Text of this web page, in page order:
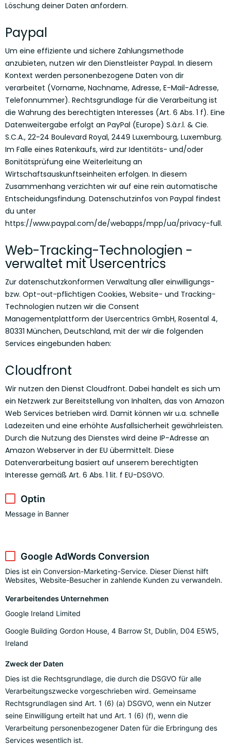
Löschung deiner Daten anfordern.
Paypal
Um eine effiziente und sichere Zahlungsmethode
anzubieten, nutzen wir den Dienstleister Paypal. In diesem
Kontext werden personenbezogene Daten von dir
verarbeitet (Vorname, Nachname, Adresse, E-Mail-Adresse,
Telefonnummer). Rechtsgrundlage für die Verarbeitung ist
die Wahrung des berechtigten Interesses (Art. 6 Abs. 1 f). Eine
Datenweitergabe erfolgt an PayPal (Europe) S.à.r.l. & Cie.
S.C.A., 22-24 Boulevard Royal, 2449 Luxembourg, Luxemburg.
Im Falle eines Ratenkaufs, wird zur Identitäts- und/oder
Bonitätsprüfung eine Weiterleitung an
Wirtschaftsauskunftseinheiten erfolgen. In diesem
Zusammenhang verzichten wir auf eine rein automatische
Entscheidungsfindung. Datenschutzinfos von Paypal findest
du unter
https://www.paypal.com/de/webapps/mpp/ua/privacy-full.
Web-Tracking-Technologien -
verwaltet mit Usercentrics
Zur datenschutzkonformen Verwaltung aller einwilligungs-
bzw. Opt-out-pflichtigen Cookies, Website- und Tracking-
Technologien nutzen wir die Consent
Managementplattform der Usercentrics GmbH, Rosental 4,
80331 München, Deutschland, mit der wir die folgenden
Services eingebunden haben:
Cloudfront
Wir nutzen den Dienst Cloudfront. Dabei handelt es sich um
ein Netzwerk zur Bereitstellung von Inhalten, das von Amazon
Web Services betrieben wird. Damit können wir u.a. schnelle
Ladezeiten und eine erhöhte Ausfallsicherheit gewährleisten.
Durch die Nutzung des Dienstes wird deine IP-Adresse an
Amazon Webserver in der EU übermittelt. Diese
Datenverarbeitung basiert auf unserem berechtigten
Interesse gemäß Art. 6 Abs. 1 lit. f EU-DSGVO.
Optin
Message in Banner
Google AdWords Conversion
Dies ist ein Conversion-Marketing-Service. Dieser Dienst hilft
Websites, Website-Besucher in zahlende Kunden zu verwandeln.
Verarbeitendes Unternehmen
Google Ireland Limited
Google Building Gordon House, 4 Barrow St, Dublin, D04 E5W5,
Ireland
Zweck der Daten
Dies ist die Rechtsgrundlage, die durch die DSGVO für alle
Verarbeitungszwecke vorgeschrieben wird. Gemeinsame
Rechtsgrundlagen sind Art. 1 (6) (a) DSGVO, wenn ein Nutzer
seine Einwilligung erteilt hat und Art. 1 (6) (f), wenn die
Verarbeitung personenbezogener Daten für die Erbringung des
Services wesentlich ist.